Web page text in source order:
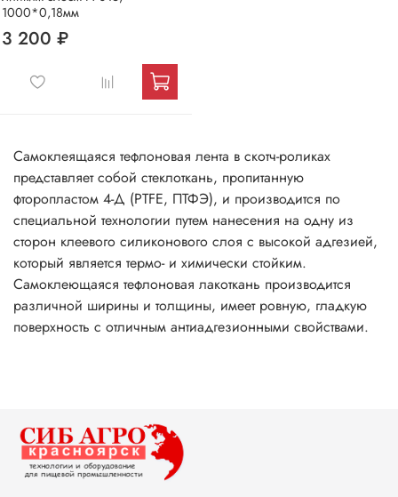
1000*0,18мм
3 200 ₽
Самоклеящаяся тефлоновая лента в скотч-роликах
представляет собой стеклоткань, пропитанную
фторопластом 4-Д (PTFE, ПТФЭ), и производится по
специальной технологии путем нанесения на одну из
сторон клеевого силиконового слоя с высокой адгезией,
который является термо- и химически стойким.
Самоклеющаяся тефлоновая лакоткань производится
различной ширины и толщины, имеет ровную, гладкую
поверхность с отличным антиадгезионными свойствами.